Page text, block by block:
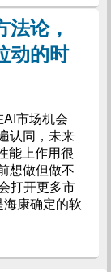
论，
动的时
市场机会
认同，未来
能上作用很
想做但做不
打开更多市
海康确定的软